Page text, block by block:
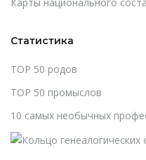
Статистика
TOP 50 родов
TOP 50 промыслов
10 самых необычных